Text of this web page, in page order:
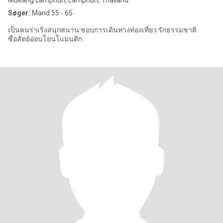
Søger: Mand 55 - 65
เป็นคนร่าเริง​สนุกสนาน​ ชอบการเดินทางท่องเที่ยว​ รักธรรมชาติ​
ซื่อสัตย์​อ่อนโยน​โแมนติก